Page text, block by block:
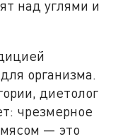
над углями и
организма.
диетолог
чрезмерное
— это